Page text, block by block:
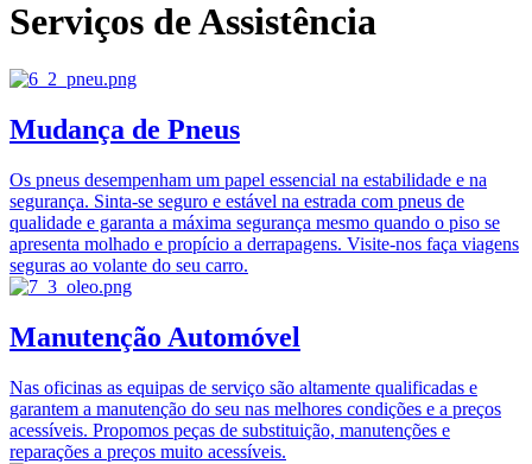
Serviços de Assistência
Mudança de Pneus
Os pneus desempenham um papel essencial na estabilidade e na
segurança. Sinta-se seguro e estável na estrada com pneus de
qualidade e garanta a máxima segurança mesmo quando o piso se
apresenta molhado e propício a derrapagens. Visite-nos faça viagens
seguras ao volante do seu carro.
Manutenção Automóvel
Nas oficinas as equipas de serviço são altamente qualificadas e
garantem a manutenção do seu nas melhores condições e a preços
acessíveis. Propomos peças de substituição, manutenções e
reparações a preços muito acessíveis.